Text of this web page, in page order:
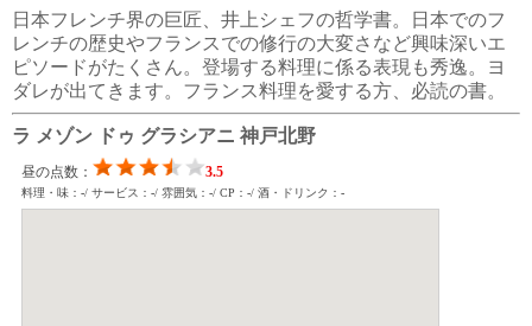
日本フレンチ界の巨匠、井上シェフの哲学書。日本でのフ
レンチの歴史やフランスでの修行の大変さなど興味深いエ
ピソードがたくさん。登場する料理に係る表現も秀逸。ヨ
ダレが出てきます。フランス料理を愛する方、必読の書。
ラ メゾン ドゥ グラシアニ 神戸北野